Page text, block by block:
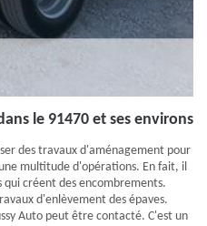
le 91470 et ses environs
des travaux d'aménagement pour
multitude d'opérations. En fait, il
qui créent des encombrements.
d'enlèvement des épaves.
Auto peut être contacté. C'est un